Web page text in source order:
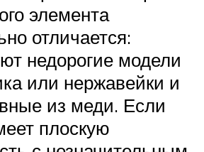
элемента
отличается:
недорогие модели
или нержавейки и
из меди. Если
плоскую